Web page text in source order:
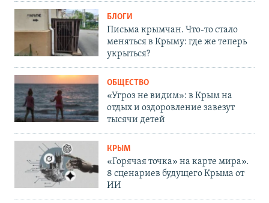
БЛОГИ
Письма крымчан. Что-то стало
меняться в Крыму: где же теперь
укрыться?
ОБЩЕСТВО
«Угроз не видим»: в Крым на
отдых и оздоровление завезут
тысячи детей
КРЫМ
«Горячая точка» на карте мира».
8 сценариев будущего Крыма от
ИИ